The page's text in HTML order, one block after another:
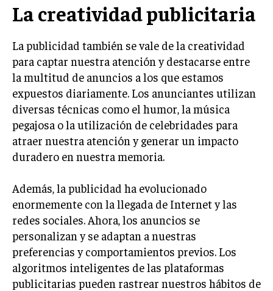
ALIANZAS ESTRATÉGICAS
TECNOLOGIA
SOSTENIBILIDAD Y MEDIO AMBIENTE
GESTIÓN DE LA INNOVACIÓN TECNOLÓGICA
TRANSFORMACIÓN DIGITAL
ANALÍTICA EMPRESARIAL Y BUSINESS
INTELLIGENCE
ESTRATEGIA
EMPRESAS FAMILIARES Y SUCESIÓN
GESTIÓN DEL RIESGO EMPRESARIAL
NEGOCIACIÓN Y RESOLUCIÓN DE CONFLICTOS
DERECHO EMPRESARIAL Y REGULACIONES
La creatividad publicitaria
La publicidad también se vale de la creatividad
para captar nuestra atención y destacarse entre
la multitud de anuncios a los que estamos
expuestos diariamente. Los anunciantes utilizan
diversas técnicas como el humor, la música
pegajosa o la utilización de celebridades para
atraer nuestra atención y generar un impacto
duradero en nuestra memoria.
Además, la publicidad ha evolucionado
enormemente con la llegada de Internet y las
redes sociales. Ahora, los anuncios se
personalizan y se adaptan a nuestras
preferencias y comportamientos previos. Los
algoritmos inteligentes de las plataformas
publicitarias pueden rastrear nuestros hábitos de